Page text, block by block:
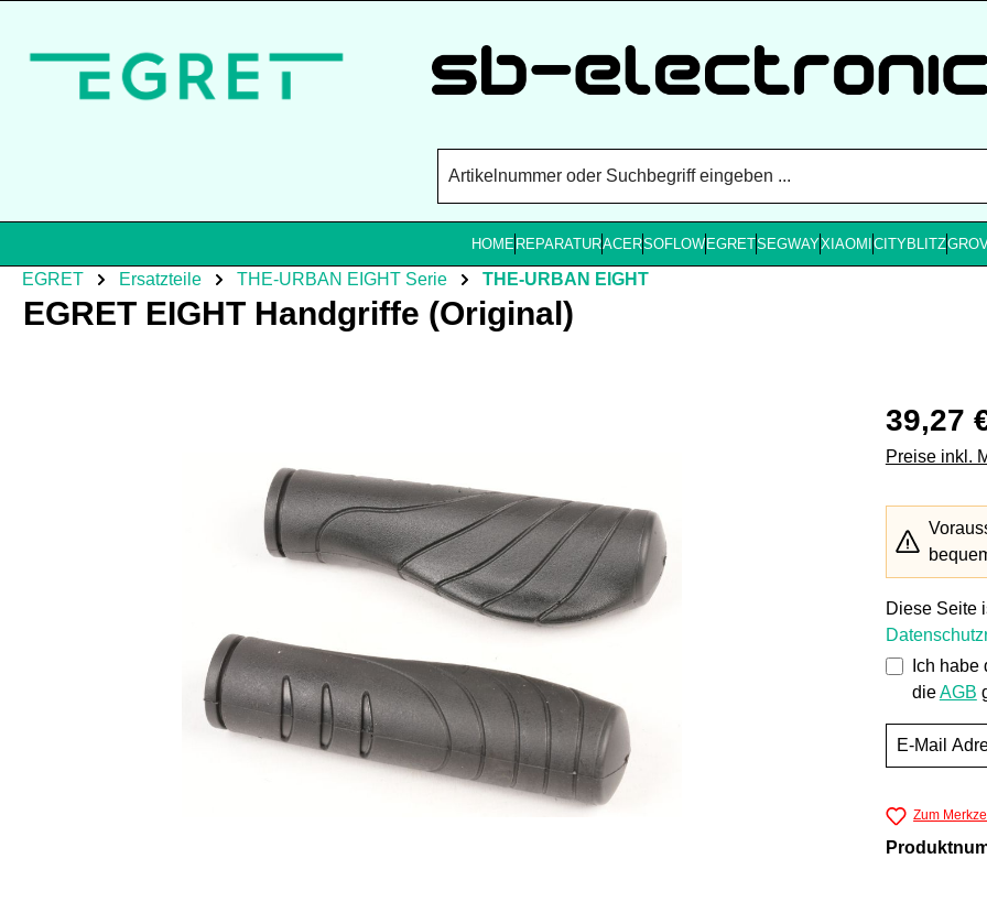
HOME REPARATURACERSOFLOW EGRETSEGWAYXIAOMI CITYBLITZ
EGRET Ersatzteile THE-URBAN EIGHT Serie THE-URBAN EIGHT
EGRET EIGHT Handgriffe (Original)
Regulärer
39,27
Preise inkl.
Diese Seite
Ich
dieAGB
Zum